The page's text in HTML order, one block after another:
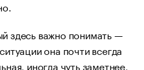
здесь важно понимать —
она почти всегда
иногда чуть заметнее,